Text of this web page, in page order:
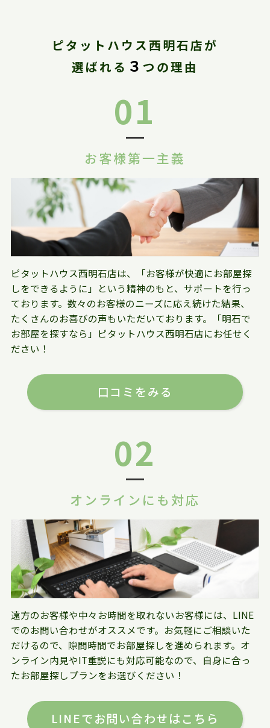
ピタットハウス西明石店が
選ばれる ３ つの理由
01
お客様第一主義
ピタットハウス西明石店は、「お客様が快適にお部屋探
しをできるように」という精神のもと、サポートを行っ
ております。数々のお客様のニーズに応え続けた結果、
たくさんのお喜びの声もいただいております。「明石で
お部屋を探すなら」ピタットハウス西明石店にお任せく
ださい！
口コミをみる
02
オンラインにも対応
遠方のお客様や中々お時間を取れないお客様には、LINE
でのお問い合わせがオススメです。お気軽にご相談いた
だけるので、隙間時間でお部屋探しを進められます。オ
ンライン内見やIT重説にも対応可能なので、自身に合っ
たお部屋探しプランをお選びください！
LINEでお問い合わせはこちら